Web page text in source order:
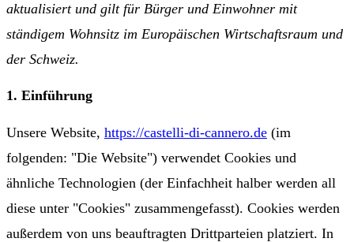
aktualisiert und gilt für Bürger und Einwohner mit
ständigem Wohnsitz im Europäischen Wirtschaftsraum und
der Schweiz.
1. Einführung
Unsere Website, https://castelli-di-cannero.de (im
folgenden: "Die Website") verwendet Cookies und
ähnliche Technologien (der Einfachheit halber werden all
diese unter "Cookies" zusammengefasst). Cookies werden
außerdem von uns beauftragten Drittparteien platziert. In